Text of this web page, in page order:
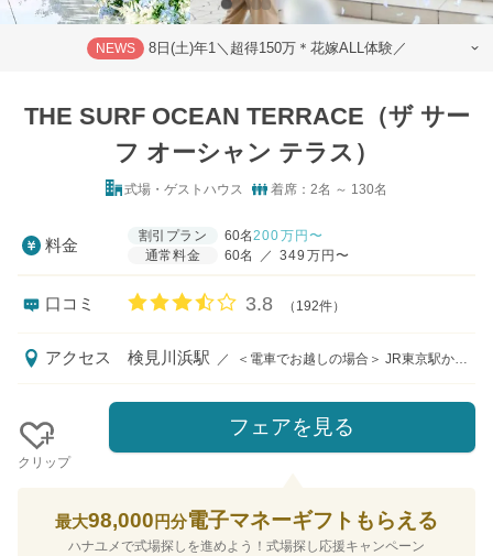
NEWS 8日(土)年1＼超得150万＊花嫁ALL体験／
THE SURF OCEAN TERRACE（ザ サー
フ オーシャン テラス）
式場・ゲストハウス 着席：2名 ～ 130名
料金
割引プラン 60名200万円〜
通常料金
60名 ／ 349万円〜
口コミ 口コミ評価
3.8 （192件）
アクセス 検見川浜駅 ／ ＜電車でお越しの場合＞ JR東京駅から京葉線快速検見川浜駅まで33分 JR京葉線検見川浜駅北口より千葉海浜交通バス11分「稲毛ヨットハーバー」終点下車 JR総武線新検見川駅南口より千葉海浜交通バス18分「稲毛ヨットハーバー」終点下車 ＜車でお越しの場合＞ 国道14号・357号浅間神社交差点を海側へ曲がり、約2km直進し、海浜大通りを右折し約1km。
クリップ
フェアを見る
最大98,000 円分電子マネーギフトもらえる
ハナユメで式場探しを進めよう！式場探し応援キャンペーン